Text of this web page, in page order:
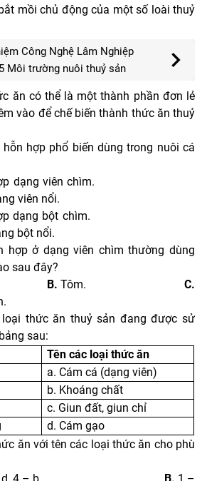
mồi chủ động của một số loài thuỷ
Công Nghệ Lâm Nghiệp
Môi trường nuôi thuỷ sản
ăn có thể là một thành phần đơn lẻ
vào để chế biến thành thức ăn thuỷ
hợp phổ biến dùng trong nuôi cá
dạng viên chìm.
viên nổi.
dạng bột chìm.
bột nổi.
hợp ở dạng viên chìm thường dùng
sau đây?
B. Tôm.
C.
thức ăn thuỷ sản đang được sử
sau:
Tên các loại thức ăn
a. Cám cá (dạng viên)
b. Khoáng chất
c. Giun đất, giun chỉ
d. Cám gạo
ăn với tên các loại thức ăn cho phù